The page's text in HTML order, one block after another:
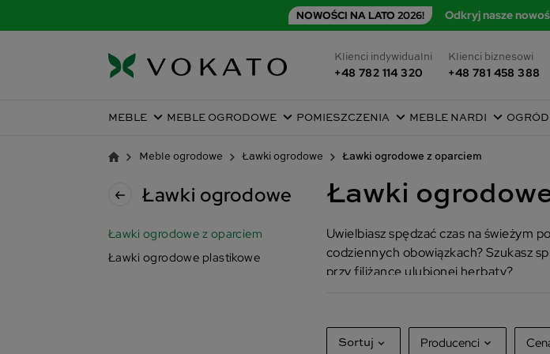
NOWOŚCI NA LATO 2026! Odkryj nasze
Klienci indywidualni
+48 782 114 320
Klienci biznesowi
+48 781 458 388
MEBLE MEBLE OGRODOWE POMIESZCZENIA MEBLE NARDI OGRÓD
Meble ogrodowe Ławki ogrodowe Ławki ogrodowe z oparciem
Ławki ogrodowe
Ławki ogrodowe z oparciem
Ławki ogrodowe plastikowe
Ławki
Uwielbiasz spędzać czas na świeżym
codziennych obowiązkach? Szukasz
przy filiżance ulubionej herbaty?
Sortuj
Producenci